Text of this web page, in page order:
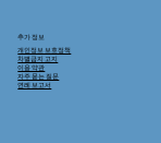
추가 정보
개인정보 보호정책
차별금지 고지
이용 약관
자주 묻는 질문
연례 보고서